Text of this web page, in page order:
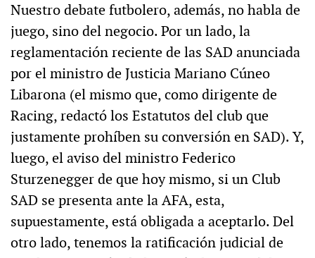
Nuestro debate futbolero, además, no habla de
juego, sino del negocio. Por un lado, la
reglamentación reciente de las SAD anunciada
por el ministro de Justicia Mariano Cúneo
Libarona (el mismo que, como dirigente de
Racing, redactó los Estatutos del club que
justamente prohíben su conversión en SAD). Y,
luego, el aviso del ministro Federico
Sturzenegger de que hoy mismo, si un Club
SAD se presenta ante la AFA, esta,
supuestamente, está obligada a aceptarlo. Del
otro lado, tenemos la ratificación judicial de